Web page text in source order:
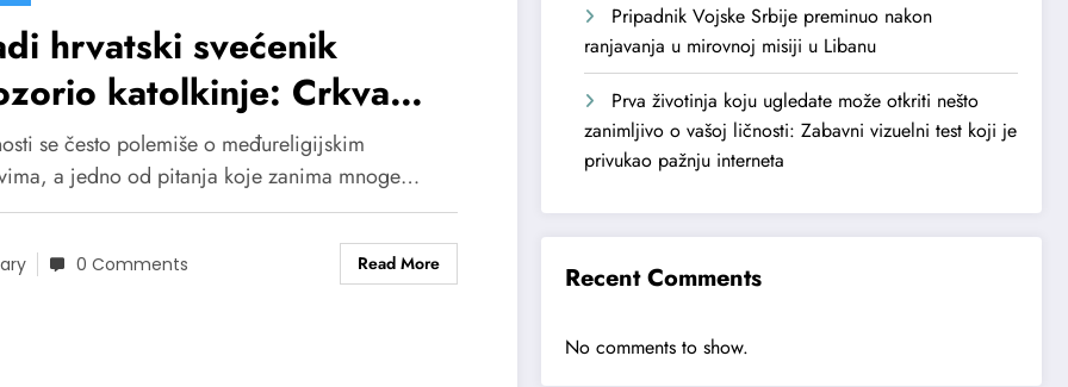
hrvatski svećenik
katolkinje: Crkva
brak s muslimanom, ali
jednim važnim uslovom
se često polemiše o međureligijskim
a jedno od pitanja koje zanima mnoge…
0 Comments Read More
Pripadnik Vojske Srbije preminuo nakon
ranjavanja u mirovnoj misiji u Libanu
Prva životinja koju ugledate može otkriti nešto
zanimljivo o vašoj ličnosti: Zabavni vizuelni test koji je
privukao pažnju interneta
Recent Comments
No comments to show.